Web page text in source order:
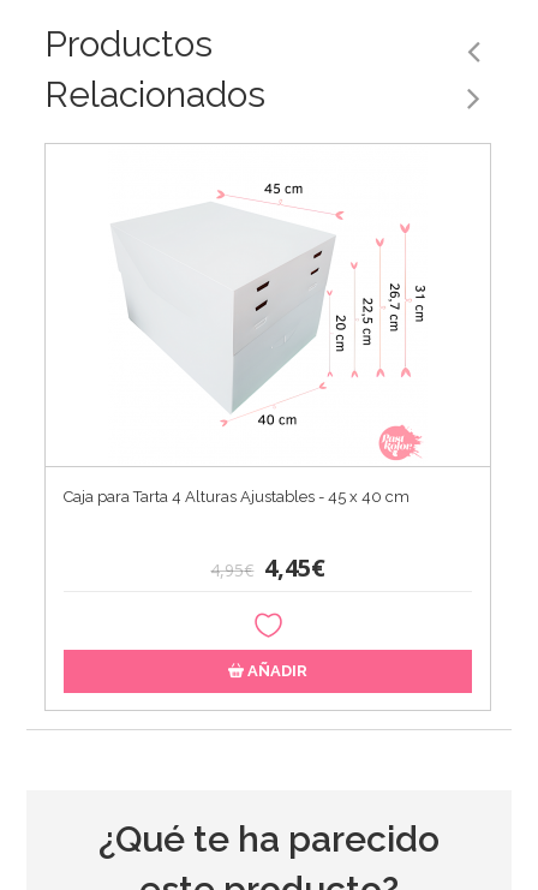
Productos
Relacionados
Caja para Tarta 4 Alturas Ajustables - 45 x 40 cm
4,95€ 4,45€
AÑADIR
¿Qué te ha parecido